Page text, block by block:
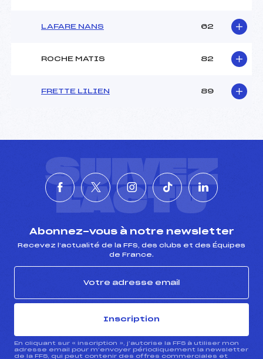
LAFARE NANS 62
ROCHE MATIS 82
FRETTE LILIEN 89
SUIVEZ
L'ACTU
Abonnez-vous à notre newsletter
Recevez l’actualité de la FFS, des clubs et des Équipes
de France.
Inscription
En cliquant sur « inscription », j’autorise la FFS à utiliser mon
adresse email pour m’envoyer périodiquement la newsletter
de la FFS, qui peut contenir des offres commerciales et